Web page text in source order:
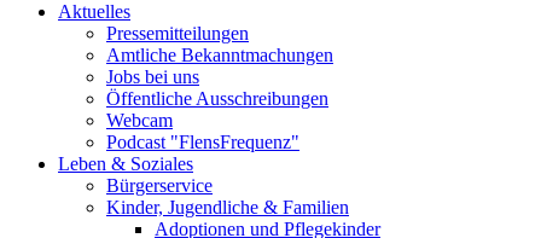
Aktuelles
Pressemitteilungen
Amtliche Bekanntmachungen
Jobs bei uns
Öffentliche Ausschreibungen
Webcam
Podcast "FlensFrequenz"
Leben & Soziales
Bürgerservice
Kinder, Jugendliche & Familien
Adoptionen und Pflegekinder